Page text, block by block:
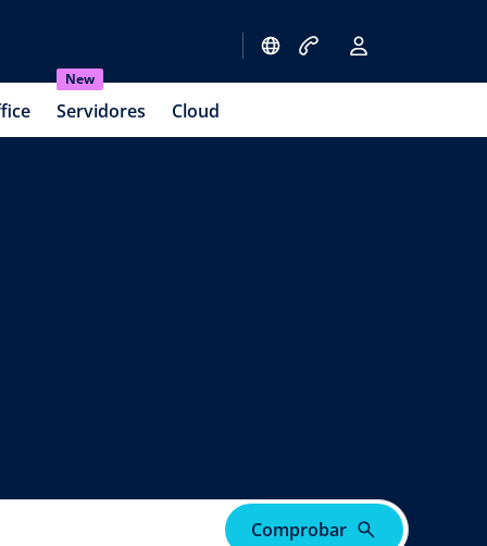
New
Servidores Cloud
Comprobar